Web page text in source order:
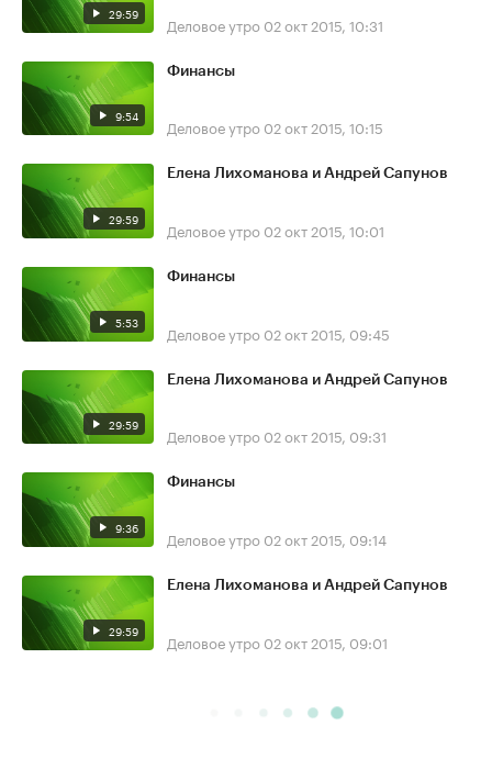
29:59 Деловое утро 02 окт 2015, 10:31
9:54
Финансы
Деловое утро 02 окт 2015, 10:15
29:59
Елена Лихоманова и Андрей Сапунов
Деловое утро 02 окт 2015, 10:01
5:53
Финансы
Деловое утро 02 окт 2015, 09:45
29:59
Елена Лихоманова и Андрей Сапунов
Деловое утро 02 окт 2015, 09:31
9:36
Финансы
Деловое утро 02 окт 2015, 09:14
29:59
Елена Лихоманова и Андрей Сапунов
Деловое утро 02 окт 2015, 09:01